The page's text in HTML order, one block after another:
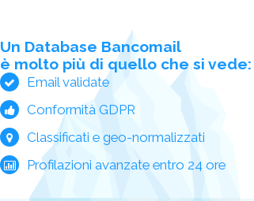
Un Database Bancomail
è molto più di quello che si vede:
Email validate
Conformità GDPR
Classificati e geo-normalizzati
Profilazioni avanzate entro 24 ore